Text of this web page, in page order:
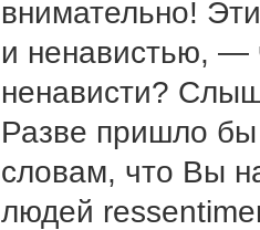
внимательно!
и ненавистью, —
ненависти?
Разве пришло
словам, что Вы
людей